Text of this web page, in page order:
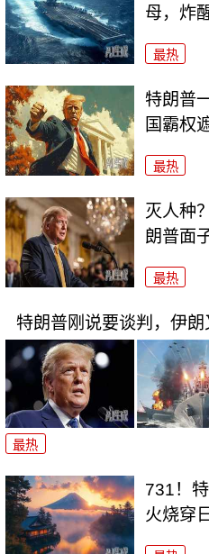
母，炸
最热
特朗普
国霸权
最热
灭人种
朗普面
最热
特朗普刚说要谈判，伊朗
最热
731！
火烧穿